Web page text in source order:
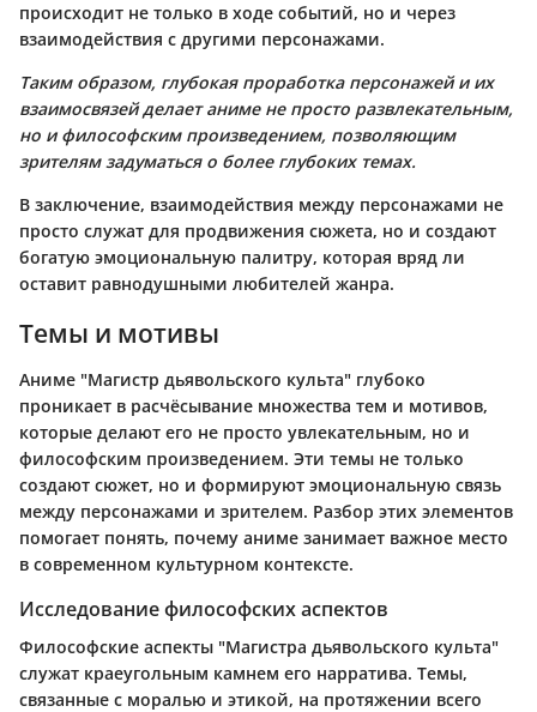
происходит не только в ходе событий, но и через
взаимодействия с другими персонажами.
Таким образом, глубокая проработка персонажей и их
взаимосвязей делает аниме не просто развлекательным,
но и философским произведением, позволяющим
зрителям задуматься о более глубоких темах.
В заключение, взаимодействия между персонажами не
просто служат для продвижения сюжета, но и создают
богатую эмоциональную палитру, которая вряд ли
оставит равнодушными любителей жанра.
Темы и мотивы
Аниме "Магистр дьявольского культа" глубоко
проникает в расчёсывание множества тем и мотивов,
которые делают его не просто увлекательным, но и
философским произведением. Эти темы не только
создают сюжет, но и формируют эмоциональную связь
между персонажами и зрителем. Разбор этих элементов
помогает понять, почему аниме занимает важное место
в современном культурном контексте.
Исследование философских аспектов
Философские аспекты "Магистра дьявольского культа"
служат краеугольным камнем его нарратива. Темы,
связанные с моралью и этикой, на протяжении всего